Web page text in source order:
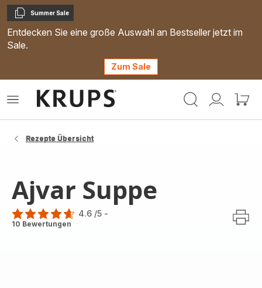
Kopieren
Summer Sale
Entdecken Sie eine große Auswahl an Bestseller jetzt im
Sale.
Zum Sale
Mein
Mein
Das
Rezepte Übersicht
Ajvar Suppe
ratings.4.6
4.6 /5 -
10 Bewertungen